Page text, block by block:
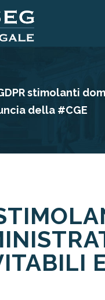
stimolanti
della #CGE